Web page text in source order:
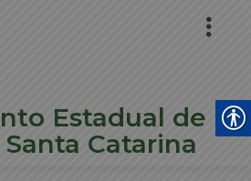
Estadual de
Catarina